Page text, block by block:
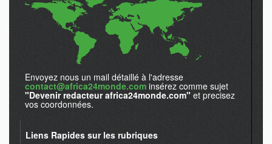
Envoyez nous un mail détaillé à l'adresse
contact@africa24monde.com insérez comme sujet
"Devenir redacteur africa24monde.com" et precisez
vos coordonnées.
Liens Rapides sur les rubriques